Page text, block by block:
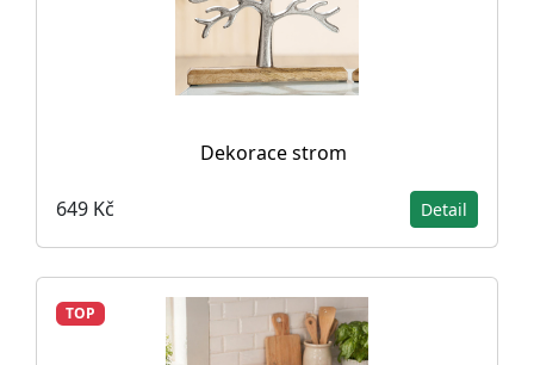
Dekorace strom
649 Kč Detail
TOP